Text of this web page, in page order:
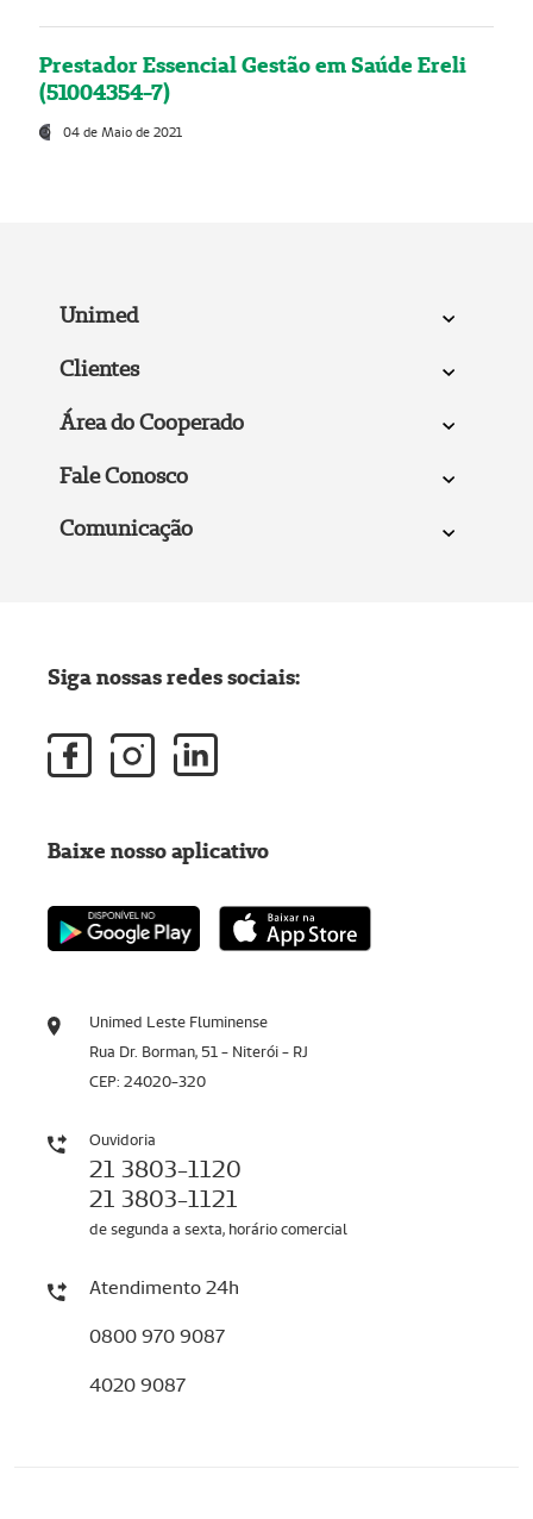
Prestador Essencial Gestão em Saúde Ereli
(51004354-7)
04 de Maio de 2021
Unimed
Clientes
Área do Cooperado
Fale Conosco
Comunicação
Unimed Leste Fluminense
Rua Dr. Borman, 51 - Niterói - RJ
CEP: 24020-320
Ouvidoria
21 3803-1120
21 3803-1121
de segunda a sexta, horário comercial
Atendimento 24h
0800 970 9087
4020 9087
Siga nossas redes sociais:
Baixe nosso aplicativo